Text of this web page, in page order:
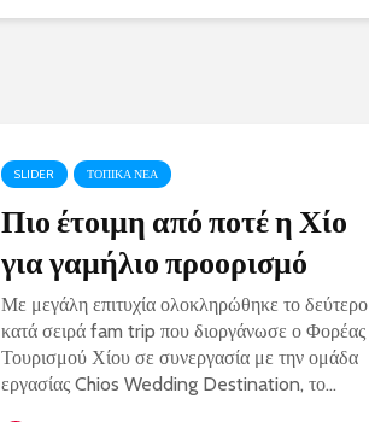
SLIDER ΤΟΠΙΚΑ ΝΕΑ
Πιο έτοιμη από ποτέ η Χίο
για γαμήλιο προορισμό
Με μεγάλη επιτυχία ολοκληρώθηκε το δεύτερο
κατά σειρά fam trip που διοργάνωσε ο Φορέας
Τουρισμού Χίου σε συνεργασία με την ομάδα
εργασίας Chios Wedding Destination, το...